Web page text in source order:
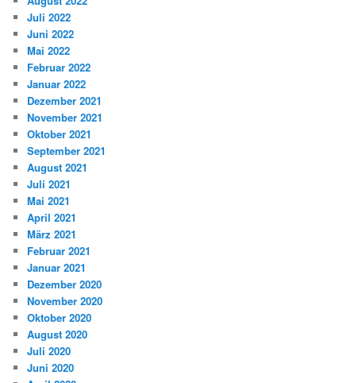
Juli 2022
Juni 2022
Mai 2022
Februar 2022
Januar 2022
Dezember 2021
November 2021
Oktober 2021
September 2021
August 2021
Juli 2021
Mai 2021
April 2021
März 2021
Februar 2021
Januar 2021
Dezember 2020
November 2020
Oktober 2020
August 2020
Juli 2020
Juni 2020